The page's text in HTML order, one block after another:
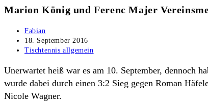
Marion König und Ferenc Majer
Beitrags-
Autor:
Fabian
Beitrag
veröffentlicht:
18. September 2016
Beitrags-
Tischtennis allgemein
Unerwartet heiß war es am 10. September, dennoch
wurde dabei durch einen 3:2 Sieg gegen Roman
Nicole Wagner.